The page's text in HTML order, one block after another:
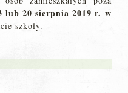
lub 20 sierpnia 2019 r. w
szkoły.